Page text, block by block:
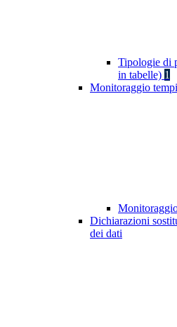
Tipologie di
in tabelle) 1
Monitoraggio
Dichiarazioni
dei dati